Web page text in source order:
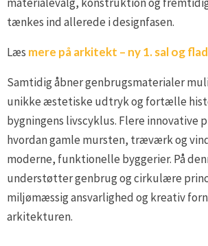
tænkes ind allerede i designfasen.
Læs mere på arkitekt – ny 1. sal og
Samtidig åbner genbrugsmaterialer
unikke æstetiske udtryk og fortælle
bygningens livscyklus. Flere innovative
hvordan gamle mursten, træværk og
moderne, funktionelle byggerier. På
understøtter genbrug og cirkulære
miljømæssig ansvarlighed og kreativ
arkitekturen.